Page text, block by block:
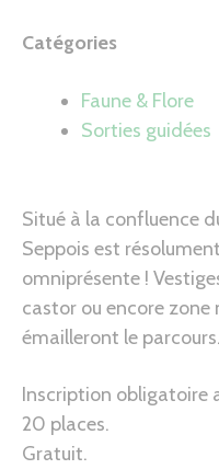
Catégories
Faune & Flore
Sorties guidées
Situé à la confluence
Seppois est
omniprésente !
castor ou encore
émailleront le parcours.
Inscription obligatoire
20 places.
Gratuit.